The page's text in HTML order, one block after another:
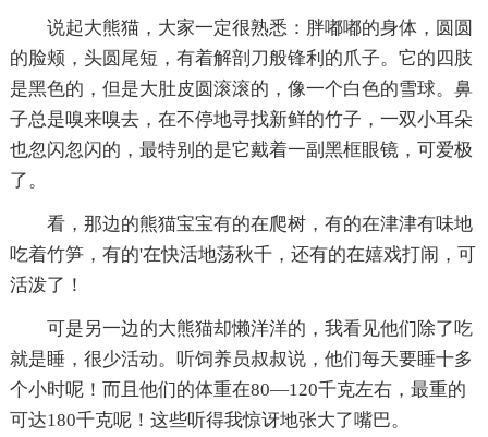
说起大熊猫，大家一定很熟悉：胖嘟嘟的身体，圆圆
的脸颊，头圆尾短，有着解剖刀般锋利的爪子。它的四肢
是黑色的，但是大肚皮圆滚滚的，像一个白色的雪球。鼻
子总是嗅来嗅去，在不停地寻找新鲜的竹子，一双小耳朵
也忽闪忽闪的，最特别的是它戴着一副黑框眼镜，可爱极
了。
看，那边的熊猫宝宝有的在爬树，有的在津津有味地
吃着竹笋，有的'在快活地荡秋千，还有的在嬉戏打闹，可
活泼了！
可是另一边的大熊猫却懒洋洋的，我看见他们除了吃
就是睡，很少活动。听饲养员叔叔说，他们每天要睡十多
个小时呢！而且他们的体重在80—120千克左右，最重的
可达180千克呢！这些听得我惊讶地张大了嘴巴。